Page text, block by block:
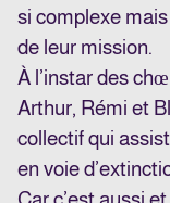
si complexe
de leur mission.
À l’instar des
Arthur, Rémi et
collectif qui
en voie